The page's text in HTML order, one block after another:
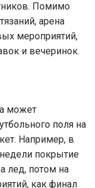
Помимо
арена
мероприятий,
и вечеринок.
может
поля на
Например, в
покрытие
лед, потом на
как финал